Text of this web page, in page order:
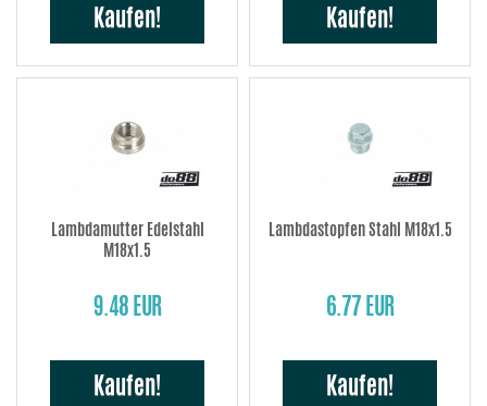
Kaufen! Kaufen!
Lambdamutter Edelstahl
M18x1.5
9.48 EUR
Kaufen!
Lambdastopfen Stahl M18x1.5
6.77 EUR
Kaufen!